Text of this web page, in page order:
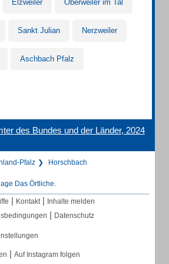
Elzweiler Oberweiler im Tal
Sankt Julian Nerzweiler
Aschbach Pfalz
des Bundes und der Länder, 2024
Pfalz Horschbach
Das Örtliche.
| Kontakt | Inhalte melden
| Datenschutz
| Auf Instagram folgen